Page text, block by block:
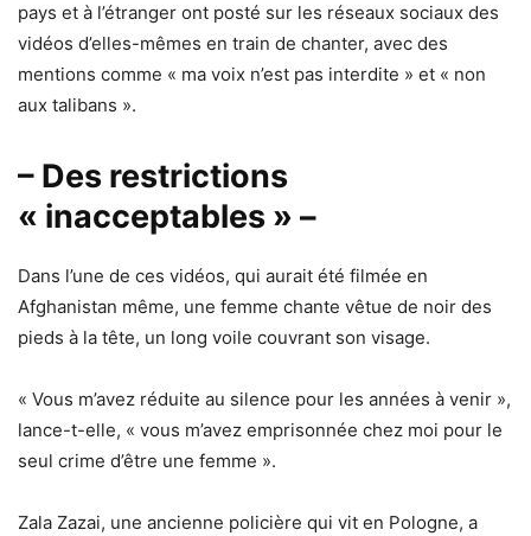
pays et à l’étranger ont posté sur les réseaux sociaux des
vidéos d’elles-mêmes en train de chanter, avec des
mentions comme « ma voix n’est pas interdite » et « non
aux talibans ».
– Des restrictions
« inacceptables » –
Dans l’une de ces vidéos, qui aurait été filmée en
Afghanistan même, une femme chante vêtue de noir des
pieds à la tête, un long voile couvrant son visage.
« Vous m’avez réduite au silence pour les années à venir »,
lance-t-elle, « vous m’avez emprisonnée chez moi pour le
seul crime d’être une femme ».
Zala Zazai, une ancienne policière qui vit en Pologne, a